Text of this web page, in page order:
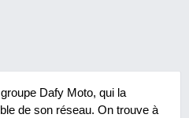
Dafy Moto, qui la
de son réseau. On trouve à